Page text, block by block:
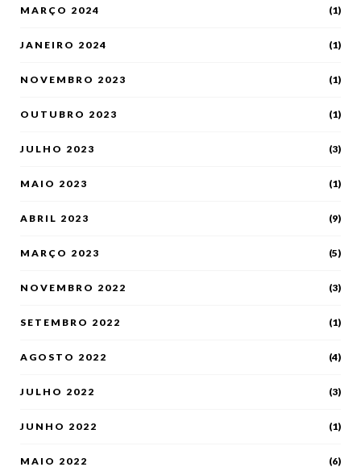
MARÇO 2024 (1)
JANEIRO 2024 (1)
NOVEMBRO 2023 (1)
OUTUBRO 2023 (1)
JULHO 2023 (3)
MAIO 2023 (1)
ABRIL 2023 (9)
MARÇO 2023 (5)
NOVEMBRO 2022 (3)
SETEMBRO 2022 (1)
AGOSTO 2022 (4)
JULHO 2022 (3)
JUNHO 2022 (1)
MAIO 2022 (6)